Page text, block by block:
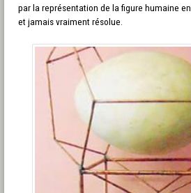
par la représentation de la figure humaine
et jamais vraiment résolue.